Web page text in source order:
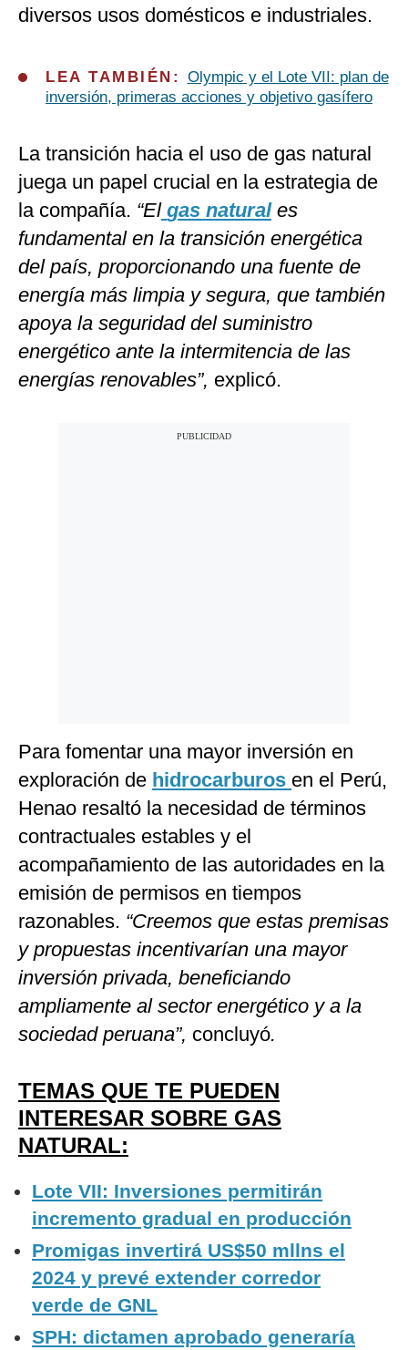
diversos usos domésticos e industriales.
LEA TAMBIÉN: Olympic y el Lote VII: plan de
inversión, primeras acciones y objetivo gasífero
La transición hacia el uso de gas natural
juega un papel crucial en la estrategia de
la compañía. “El gas natural es
fundamental en la transición energética
del país, proporcionando una fuente de
energía más limpia y segura, que también
apoya la seguridad del suministro
energético ante la intermitencia de las
energías renovables”, explicó.
Para fomentar una mayor inversión en
exploración de hidrocarburos en el Perú,
Henao resaltó la necesidad de términos
contractuales estables y el
acompañamiento de las autoridades en la
emisión de permisos en tiempos
razonables. “Creemos que estas premisas
y propuestas incentivarían una mayor
inversión privada, beneficiando
ampliamente al sector energético y a la
sociedad peruana”, concluyó.
TEMAS QUE TE PUEDEN
INTERESAR SOBRE GAS
NATURAL:
Lote VII: Inversiones permitirán
incremento gradual en producción
Promigas invertirá US$50 mllns el
2024 y prevé extender corredor
verde de GNL
SPH: dictamen aprobado generaría